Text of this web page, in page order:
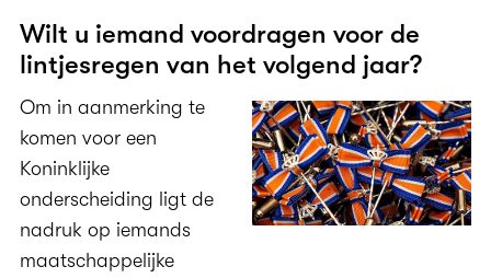
Wilt u iemand voordragen voor de
lintjesregen van het volgend jaar?
Om in aanmerking te
komen voor een
Koninklijke
onderscheiding ligt de
nadruk op iemands
maatschappelijke